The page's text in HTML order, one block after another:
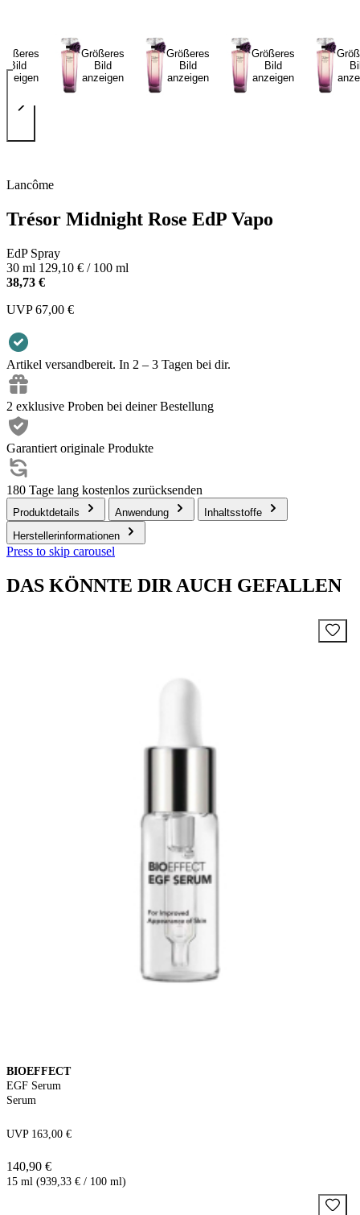
Bild
Größeres
Bild
anzeigen
Größeres
Bild
anzeigen
Größeres
Bild
anzeigen
Lancôme
Trésor Midnight Rose EdP Vapo
EdP Spray
30 ml 129,10 € / 100 ml
38,73 €
UVP67,00 €
Artikel versandbereit. In 2 – 3 Tagen bei dir.
2 exklusive Proben bei deiner Bestellung
Garantiert originale Produkte
180 Tage lang kostenlos zurücksenden
Produktdetails Anwendung
Inhaltsstoffe
Herstellerinformationen
Press to skip carousel
DAS KÖNNTE DIR AUCH GEFALLEN
BIOEFFECT
EGF Serum
Serum
UVP 163,00 €
140,90 €
15 ml (939,33 € / 100 ml)